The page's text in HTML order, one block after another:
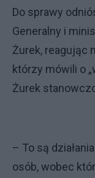
Do sprawy
Generalny i
Żurek, reagując
którzy mówili o
Żurek
– To są
osób, wobec